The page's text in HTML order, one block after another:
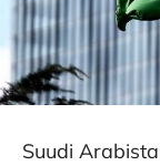
Suudi